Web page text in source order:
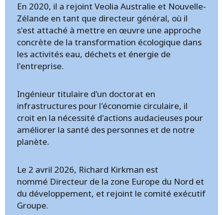
En 2020, il a rejoint Veolia Australie et Nouvelle-
Zélande en tant que directeur général, où il
s'est attaché à mettre en œuvre une approche
concrète de la transformation écologique dans
les activités eau, déchets et énergie de
l'entreprise.
Ingénieur titulaire d'un doctorat en
infrastructures pour l'économie circulaire, il
croit en la nécessité d'actions audacieuses pour
améliorer la santé des personnes et de notre
planète.
Le 2 avril 2026, Richard Kirkman est
nommé Directeur de la zone Europe du Nord et
du développement, et rejoint le comité exécutif
Groupe.